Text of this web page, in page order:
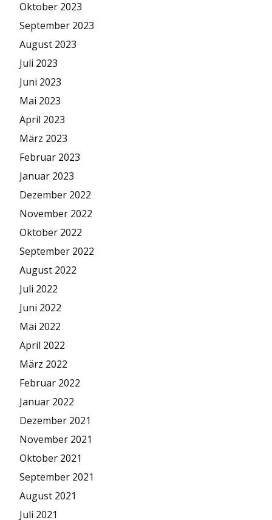
Oktober 2023
September 2023
August 2023
Juli 2023
Juni 2023
Mai 2023
April 2023
März 2023
Februar 2023
Januar 2023
Dezember 2022
November 2022
Oktober 2022
September 2022
August 2022
Juli 2022
Juni 2022
Mai 2022
April 2022
März 2022
Februar 2022
Januar 2022
Dezember 2021
November 2021
Oktober 2021
September 2021
August 2021
Juli 2021